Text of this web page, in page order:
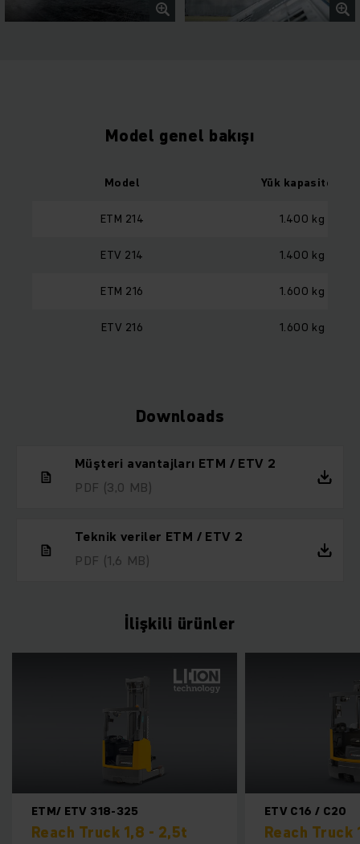
Model genel bakışı
Model Yük kapasitesi
ETM 214 1.400 kg
ETV 214 1.400 kg
ETM 216 1.600 kg
ETV 216 1.600 kg
Downloads
Müşteri avantajları ETM / ETV 2
PDF (3,0 MB)
Teknik veriler ETM / ETV 2
PDF (1,6 MB)
İlişkili ürünler
ETV 318-325
Truck 1,8 - 2,5t
ETV C16 / C20
Reach Truck 1,6 -